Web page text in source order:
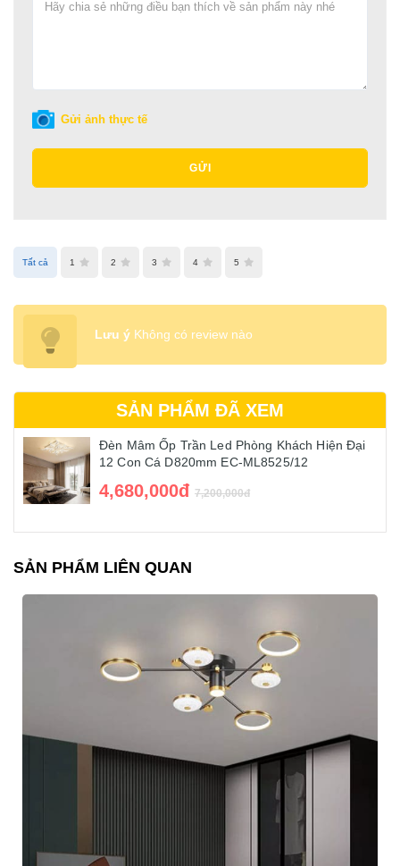
Gửi ảnh thực tế
GỬI
Tất cả 1 2 3 4 5
Lưu ý Không có review nào
SẢN PHẨM ĐÃ XEM
Đèn Mâm Ốp Trần Led Phòng Khách Hiện Đại
12 Con Cá D820mm EC-ML8525/12
4,680,000đ 7,200,000đ
SẢN PHẨM LIÊN QUAN